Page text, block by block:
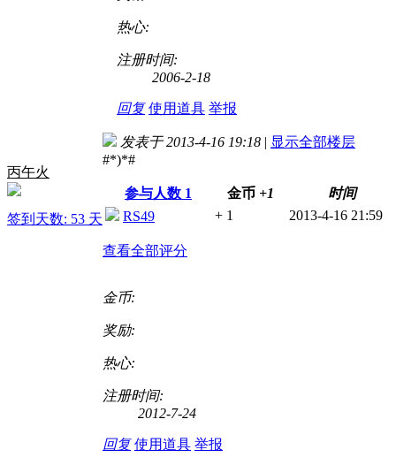
热心:
注册时间:
2006-2-18
回复 使用道具 举报
丙午火
签到天数: 53 天
发表于 2013-4-16 19:18 | 显示全部楼层
#*)*#
参与人数 1 金币 +1
时间
RS49
+ 1 2013-4-16 21:59
查看全部评分
金币:
奖励:
热心:
注册时间:
2012-7-24
回复 使用道具 举报